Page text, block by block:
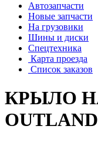
Автозапчасти
Новые запчасти
На грузовики
Шины и диски
Спецтехника
Карта проезда
Список заказов
КРЫЛО